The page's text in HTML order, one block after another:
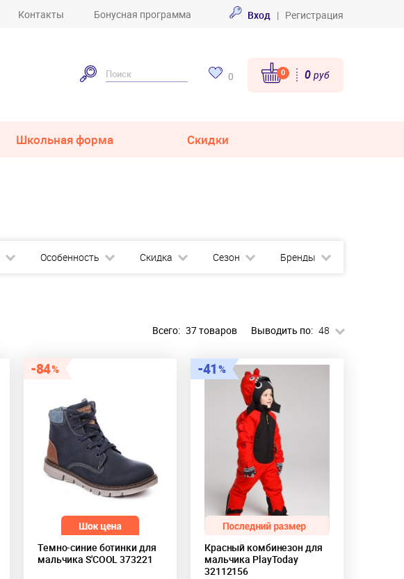
Контакты Бонусная программа Вход | Регистрация
0 0 0 руб
Школьная форма Скидки
Особенность Скидка Сезон Бренды
Всего: 37 товаров Выводить по: 48
84
Темно-синие ботинки для
мальчика S'COOL 373221
41
Красный комбинезон для
мальчика PlayToday
32112156